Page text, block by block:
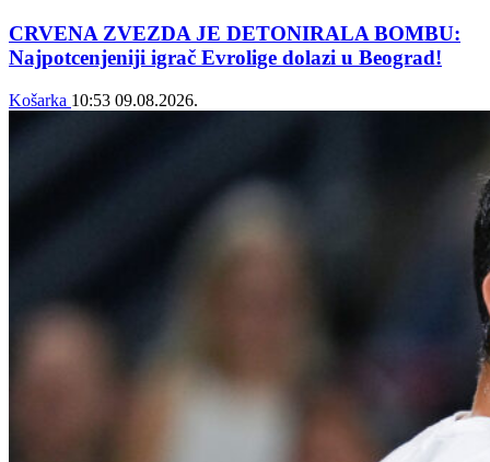
CRVENA ZVEZDA JE DETONIRALA BOMBU:
Najpotcenjeniji igrač Evrolige dolazi u Beograd!
Košarka 10:53 09.08.2026.